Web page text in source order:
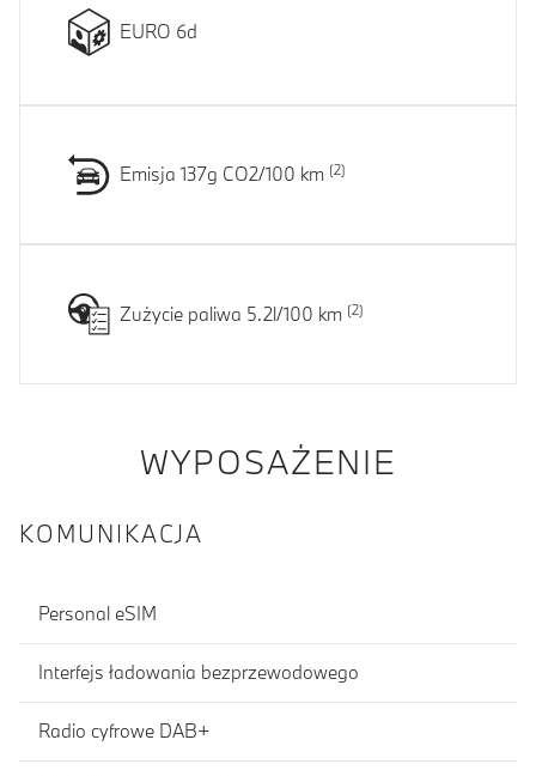
EURO 6d
Emisja 137g CO2/100 km
Zużycie paliwa 5.2l/100 km
WYPOSAŻENIE
KOMUNIKACJA
Personal eSIM
Interfejs ładowania bezprzewodowego
Radio cyfrowe DAB+